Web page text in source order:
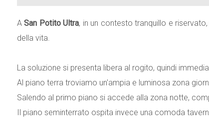
ASan Potito Ultra, in un contesto tranquillo e
della vita.
La soluzione si presenta libera al rogito, quindi
Al piano terra troviamo un'ampia e luminosa zona
Salendo al primo piano si accede alla zona notte,
Il piano seminterrato ospita invece una comoda